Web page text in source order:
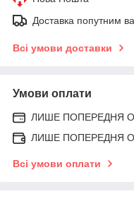
Доставка попутним
Всі умови доставки
Умови оплати
ЛИШЕ ПОПЕРЕДНЯ
ЛИШЕ ПОПЕРЕДНЯ
Всі умови оплати